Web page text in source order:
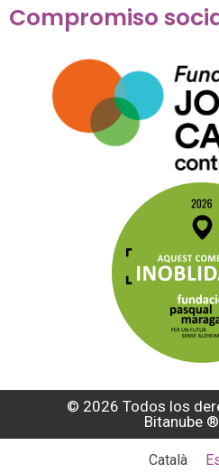
Compromiso
© 2026 Todos los
Bitanube ®️
Català